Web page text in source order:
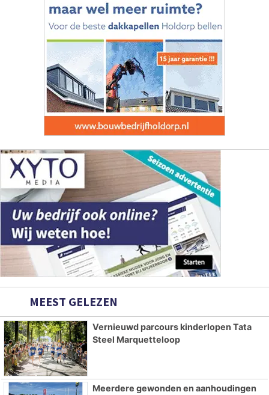
MEEST GELEZEN
Vernieuwd parcours kinderlopen Tata
Steel Marquetteloop
Meerdere gewonden en aanhoudingen